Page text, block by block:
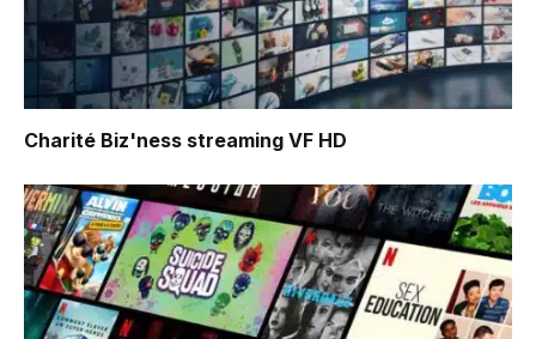
Charité Biz'ness streaming VF HD